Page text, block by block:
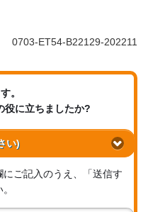
0703-ET54-B22129-202211
。
役に立ちましたか?
い)
ご記入のうえ、「送信す